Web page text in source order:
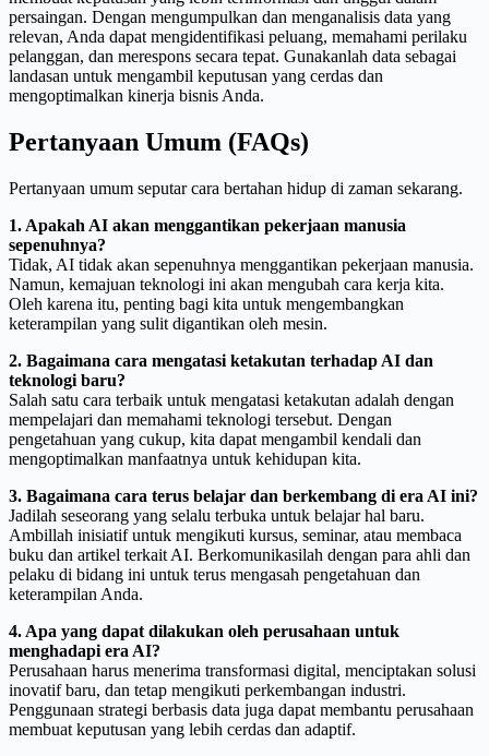
persaingan. Dengan mengumpulkan dan menganalisis data yang
relevan, Anda dapat mengidentifikasi peluang, memahami perilaku
pelanggan, dan merespons secara tepat. Gunakanlah data sebagai
landasan untuk mengambil keputusan yang cerdas dan
mengoptimalkan kinerja bisnis Anda.
Pertanyaan Umum (FAQs)
Pertanyaan umum seputar cara bertahan hidup di zaman sekarang.
1. Apakah AI akan menggantikan pekerjaan manusia
sepenuhnya?
Tidak, AI tidak akan sepenuhnya menggantikan pekerjaan manusia.
Namun, kemajuan teknologi ini akan mengubah cara kerja kita.
Oleh karena itu, penting bagi kita untuk mengembangkan
keterampilan yang sulit digantikan oleh mesin.
2. Bagaimana cara mengatasi ketakutan terhadap AI dan
teknologi baru?
Salah satu cara terbaik untuk mengatasi ketakutan adalah dengan
mempelajari dan memahami teknologi tersebut. Dengan
pengetahuan yang cukup, kita dapat mengambil kendali dan
mengoptimalkan manfaatnya untuk kehidupan kita.
3. Bagaimana cara terus belajar dan berkembang di era AI ini?
Jadilah seseorang yang selalu terbuka untuk belajar hal baru.
Ambillah inisiatif untuk mengikuti kursus, seminar, atau membaca
buku dan artikel terkait AI. Berkomunikasilah dengan para ahli dan
pelaku di bidang ini untuk terus mengasah pengetahuan dan
keterampilan Anda.
4. Apa yang dapat dilakukan oleh perusahaan untuk
menghadapi era AI?
Perusahaan harus menerima transformasi digital, menciptakan solusi
inovatif baru, dan tetap mengikuti perkembangan industri.
Penggunaan strategi berbasis data juga dapat membantu perusahaan
membuat keputusan yang lebih cerdas dan adaptif.